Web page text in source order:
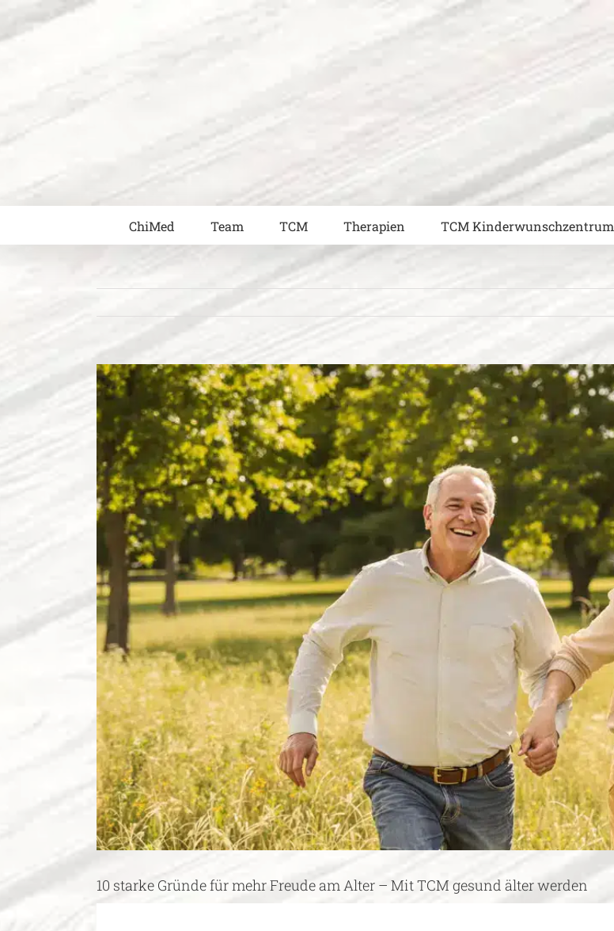
Inhalt
ChiMed Team TCM Therapien TCM Kinderwunschzentrum
Zeige
grösseres
Bild
10 starke Gründe für mehr Freude am Alter – Mit TCM gesund älter werden